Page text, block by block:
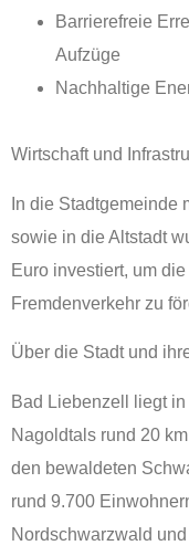
Barrierefreie
Aufzüge
Nachhaltige
Wirtschaft und
In die Stadtgemeinde
sowie in die Altstadt
Euro investiert, um
Fremdenverkehr zu
Über die Stadt und
Bad Liebenzell liegt
Nagoldtals rund 20
den bewaldeten
rund 9.700
Nordschwarzwald